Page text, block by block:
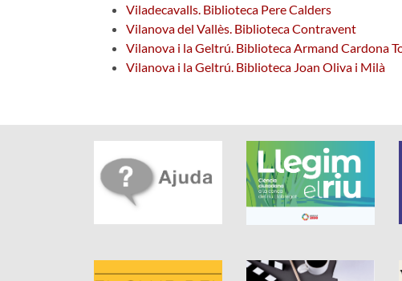
Viladecavalls. Biblioteca Pere Calders
Vilanova del Vallès. Biblioteca Contravent
Vilanova i la Geltrú. Biblioteca Armand Cardona
Vilanova i la Geltrú. Biblioteca Joan Oliva i Milà